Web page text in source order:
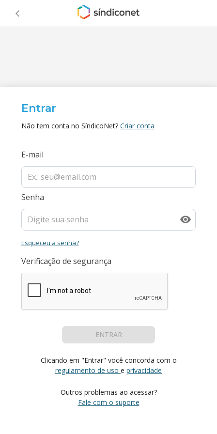
Entrar
Não tem conta no SíndicoNet? Criar conta
E-mail
Senha
Esqueceu a senha?
Verificação de segurança
ENTRAR
Clicando em "Entrar" você concorda com o
regulamento de uso e privacidade
Outros problemas ao acessar?
Fale com o suporte